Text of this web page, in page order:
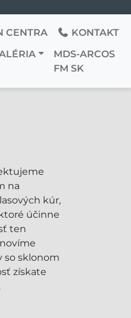
CENTRA
KONTAKT
MDS-ARCOS
FM SK
na
kúr,
účinne
ten
so sklonom
získate